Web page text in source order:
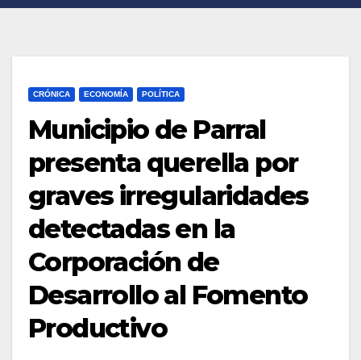
CRÓNICA ECONOMÍA POLÍTICA
Municipio de Parral
presenta querella por
graves irregularidades
detectadas en la
Corporación de
Desarrollo al Fomento
Productivo